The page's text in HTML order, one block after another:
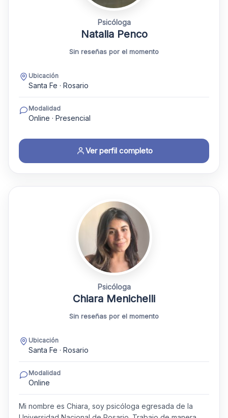
Psicóloga
Natalia Penco
Sin reseñas por el momento
Ubicación
Santa Fe · Rosario
Modalidad
Online · Presencial
Ver perfil completo
Psicóloga
Chiara Menichelli
Sin reseñas por el momento
Ubicación
Santa Fe · Rosario
Modalidad
Online
Mi nombre es Chiara, soy psicóloga egresada de la